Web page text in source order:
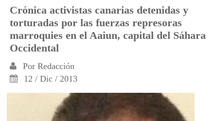
Crónica activistas canarias detenidas y
torturadas por las fuerzas represoras
marroquies en el Aaiun, capital del Sáhara
Occidental
Por Redacción
12 / Dic / 2013